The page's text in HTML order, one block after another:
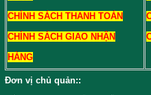
CHÍNH SÁCH THANH TOÁN
CHÍNH SÁCH GIAO NHẬN
HÀNG
Đơn vị chủ quản::